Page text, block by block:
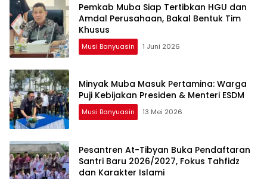
Pemkab Muba Siap Tertibkan HGU dan
Amdal Perusahaan, Bakal Bentuk Tim
Khusus
Musi Banyuasin 1 Juni 2026
Minyak Muba Masuk Pertamina: Warga
Puji Kebijakan Presiden & Menteri ESDM
Musi Banyuasin 13 Mei 2026
Pesantren At-Tibyan Buka Pendaftaran
Santri Baru 2026/2027, Fokus Tahfidz
dan Karakter Islami